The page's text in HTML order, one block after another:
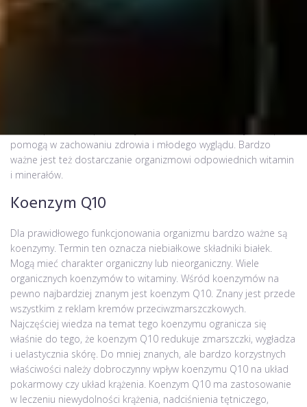
się chorób i zewnętrznych oznak starości. Jednak prawidłowa
pomogą w zachowaniu zdrowia i młodego wyglądu. Bardzo
ważne jest też dostarczanie organizmowi odpowiednich witamin
i minerałów.
Koenzym Q10
Dla prawidłowego funkcjonowania organizmu bardzo ważne są
koenzymy. Termin ten oznacza niebiałkowe składniki białek.
Mogą mieć charakter organiczny lub nieorganiczny. Wiele
organicznych koenzymów to witaminy. Wśród koenzymów na
pewno najbardziej znanym jest koenzym Q10. Znany jest przede
wszystkim z reklam kremów przeciwzmarszczkowych.
Najczęściej wiedza na temat tego koenzymu ogranicza się
właśnie do tego, że koenzym Q10 redukuje zmarszczki, wygładza
i uelastycznia skórę. Do mniej znanych, ale bardzo korzystnych
właściwości należy dobroczynny wpływ koenzymu Q10 na układ
pokarmowy czy układ krążenia. Koenzym Q10 ma zastosowanie
w leczeniu niewydolności krążenia, nadciśnienia tętniczego,